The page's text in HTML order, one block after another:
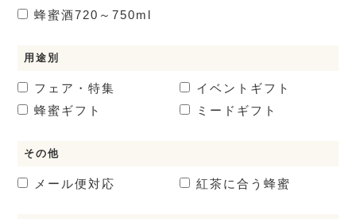
蜂蜜酒720～750ml
用途別
フェア・特集
イベントギフト
蜂蜜ギフト
ミードギフト
その他
メール便対応 紅茶に合う蜂蜜